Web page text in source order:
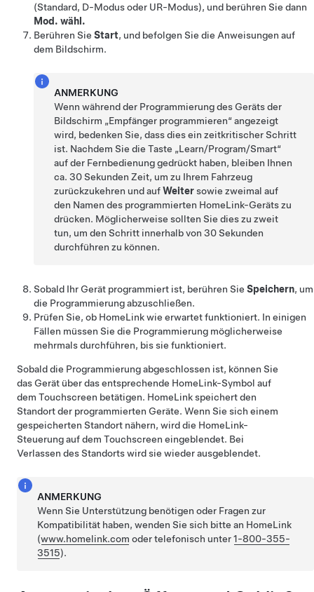
(Standard, D-Modus oder UR-Modus), und berühren Sie dann
Mod. wähl.
Berühren Sie Start, und befolgen Sie die Anweisungen auf
dem Bildschirm.
ANMERKUNG
Wenn während der Programmierung des Geräts der
Bildschirm „Empfänger programmieren“ angezeigt
wird, bedenken Sie, dass dies ein zeitkritischer Schritt
ist. Nachdem Sie die Taste „Learn/Program/Smart“
auf der Fernbedienung gedrückt haben, bleiben Ihnen
ca. 30 Sekunden Zeit, um zu Ihrem Fahrzeug
zurückzukehren und aufWeitersowie zweimal auf
den Namen des programmierten HomeLink-Geräts zu
drücken. Möglicherweise sollten Sie dies zu zweit
tun, um den Schritt innerhalb von 30 Sekunden
durchführen zu können.
Sobald Ihr Gerät programmiert ist, berühren Sie Speichern, um
die Programmierung abzuschließen.
Prüfen Sie, ob HomeLink wie erwartet funktioniert. In einigen
Fällen müssen Sie die Programmierung möglicherweise
mehrmals durchführen, bis sie funktioniert.
Sobald die Programmierung abgeschlossen ist, können Sie
das Gerät über das entsprechende HomeLink-Symbol auf
dem Touchscreen betätigen. HomeLink speichert den
Standort der programmierten Geräte. Wenn Sie sich einem
gespeicherten Standort nähern, wird die HomeLink-
Steuerung auf dem Touchscreen eingeblendet. Bei
Verlassen des Standorts wird sie wieder ausgeblendet.
ANMERKUNG
Wenn Sie Unterstützung benötigen oder Fragen zur
Kompatibilität haben, wenden Sie sich bitte an HomeLink
(www.homelink.com oder telefonisch unter1-800-355-
3515).